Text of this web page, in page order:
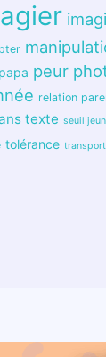
papa peur
relation
texte seuil
tolérance